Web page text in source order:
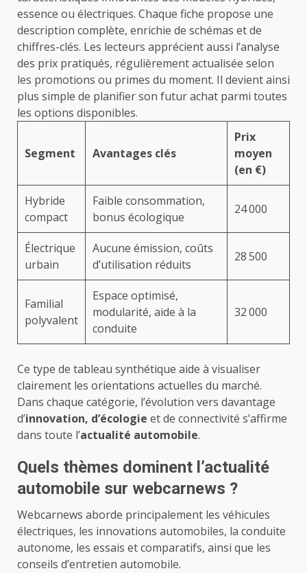
essence ou électriques. Chaque fiche propose une
description complète, enrichie de schémas et de
chiffres-clés. Les lecteurs apprécient aussi l’analyse
des prix pratiqués, régulièrement actualisée selon
les promotions ou primes du moment. Il devient ainsi
plus simple de planifier son futur achat parmi toutes
les options disponibles.
Segment Avantages clés
Prix
moyen
(en €)
Hybride
compact
Faible consommation,
bonus écologique
24 000
Électrique
urbain
Aucune émission, coûts
d’utilisation réduits
28 500
Familial
polyvalent
Espace optimisé,
modularité, aide à la
conduite
32 000
Ce type de tableau synthétique aide à visualiser
clairement les orientations actuelles du marché.
Dans chaque catégorie, l’évolution vers davantage
d’innovation, d’écologie et de connectivité s’affirme
dans toute l’actualité automobile.
Quels thèmes dominent l’actualité
automobile sur webcarnews ?
Webcarnews aborde principalement les véhicules
électriques, les innovations automobiles, la conduite
autonome, les essais et comparatifs, ainsi que les
conseils d’entretien automobile.